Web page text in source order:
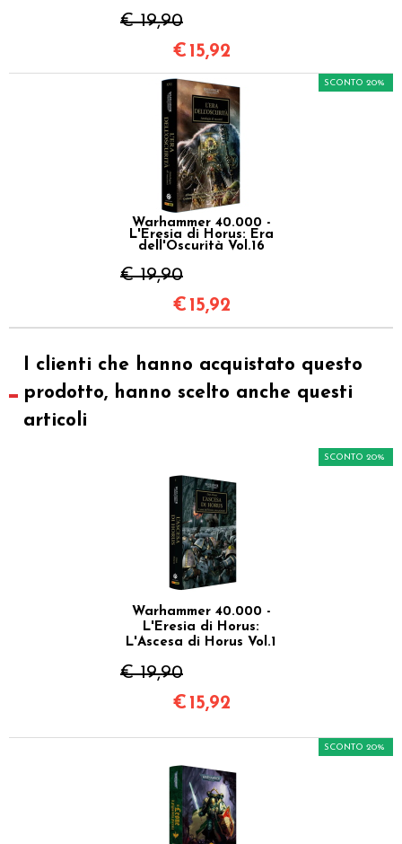
€ 19,90
€ 15,92
Warhammer 40.000 -
L'Eresia di Horus: Era
dell'Oscurità Vol.16
€ 19,90
SCONTO 20%
€ 15,92
I clienti che hanno acquistato questo
prodotto, hanno scelto anche questi
articoli
Warhammer 40.000 -
L'Eresia di Horus:
L'Ascesa di Horus Vol.1
€ 19,90
SCONTO 20%
€ 15,92
SCONTO 20%